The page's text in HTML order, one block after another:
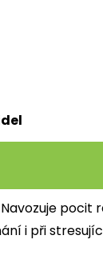
pocit
i při